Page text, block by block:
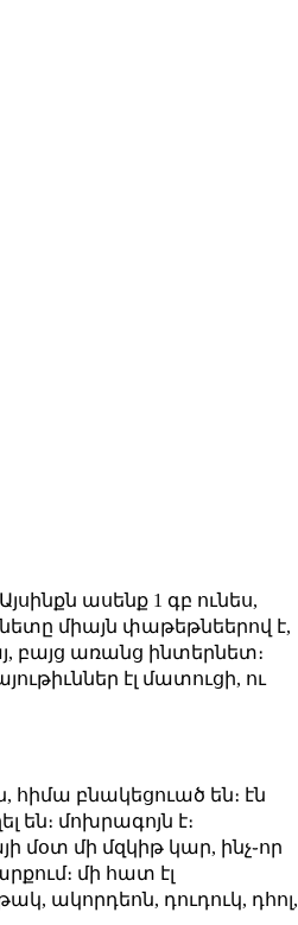
ասենք 1 գբ ունես,
միայն փաթեթնեերով է,
բայց առանց ինտերնետ։
էլ մատուցի, ու
հիմա բնակեցուած են։ էն
են։ մոխրագոյն է։
մօտ մի մզկիթ կար, ինչ֊որ
մի հատ էլ
ակորդեոն, դուդուկ, դհոլ,